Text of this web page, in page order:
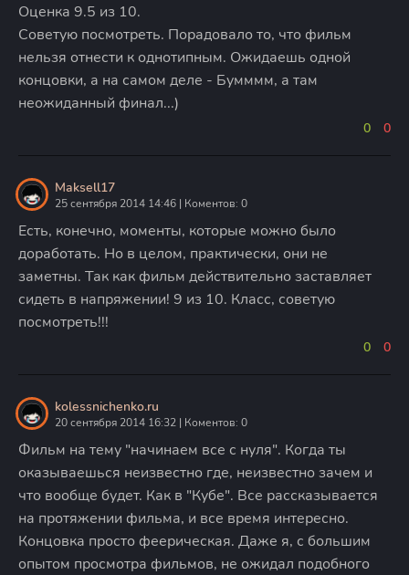
Оценка 9.5 из 10.
Советую посмотреть. Порадовало то, что фильм
нельзя отнести к однотипным. Ожидаешь одной
концовки, а на самом деле - Бумммм, а там
неожиданный финал...)
0 0
Maksell17
25 сентября 2014 14:46 | Коментов: 0
Есть, конечно, моменты, которые можно было
доработать. Но в целом, практически, они не
заметны. Так как фильм действительно заставляет
сидеть в напряжении! 9 из 10. Класс, советую
посмотреть!!!
0 0
kolessnichenko.ru
20 сентября 2014 16:32 | Коментов: 0
Фильм на тему "начинаем все с нуля". Когда ты
оказываешься неизвестно где, неизвестно зачем и
что вообще будет. Как в "Кубе". Все рассказывается
на протяжении фильма, и все время интересно.
Концовка просто феерическая. Даже я, с большим
опытом просмотра фильмов, не ожидал подобного